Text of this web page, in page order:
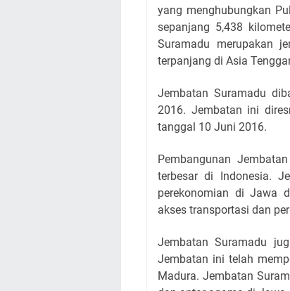
yang menghubungkan
sepanjang 5,438
Suramadu merupakan
terpanjang di Asia
Jembatan Suramadu
2016. Jembatan ini
tanggal 10 Juni 2016.
Pembangunan
terbesar di Indonesia.
perekonomian di Jawa
akses transportasi dan
Jembatan Suramadu
Jembatan ini telah
Madura. Jembatan